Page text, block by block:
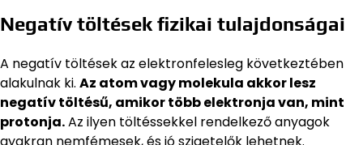
Negatív töltések fizikai tulajdonságai
A negatív töltések az elektronfelesleg következtében
alakulnak ki. Az atom vagy molekula akkor lesz
negatív töltésű, amikor több elektronja van, mint
protonja.Az ilyen töltéssekkel rendelkező anyagok